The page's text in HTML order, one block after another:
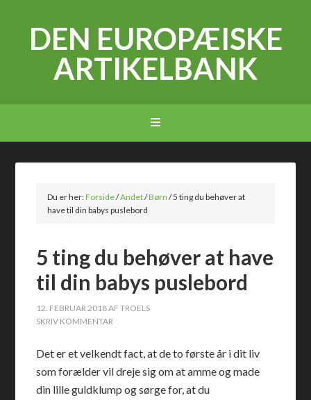
DEN EUROPÆISKE
ARTIKELBANK
Du er her:Forside/Andet/Børn /5 ting du behøver at
have til din babys puslebord
5 ting du behøver at have
til din babys puslebord
12. FEBRUAR 2018AFTROELS
SKRIV KOMMENTAR
Det er et velkendt fact, at de to første år i dit liv
som forælder vil dreje sig om at amme og made
din lille guldklump og sørge for, at du